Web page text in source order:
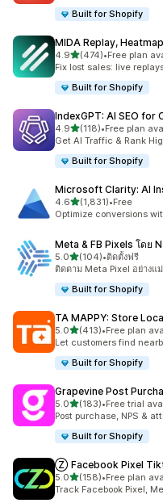
Built for Shopify
MIDA Replay,
4.9เต็ม 5 ดาว
(474)
ทั้งหมด 474 รีวิว
•Free plan
Fix lost sales: live
Built for Shopify
IndexGPT: AI SEO for
4.9เต็ม 5 ดาว
(118)
ทั้งหมด 118 รีวิว
•Free plan
Get AI Traffic & Rank
Built for Shopify
Microsoft Clarity: AI
4.6เต็ม 5 ดาว
(1,831)
ทั้งหมด 1831 รีวิว
•Free
Optimize conversions
Meta & FB Pixels โดย
5.0เต็ม 5 ดาว
(104)
ทั้งหมด 104 รีวิว
•ติดตั้งฟรี
ติดตาม Meta Pixel อย่างแ
Built for Shopify
TA MAPPY: Store
5.0เต็ม 5 ดาว
(413)
ทั้งหมด 413 รีวิว
•Free plan
Let customers find
Built for Shopify
Grapevine Post
5.0เต็ม 5 ดาว
(183)
ทั้งหมด 183 รีวิว
•Free trial
Post purchase, NPS &
Built for Shopify
Ⓩ Facebook Pixel
5.0เต็ม 5 ดาว
(158)
ทั้งหมด 158 รีวิว
•Free plan
Track Facebook Pixel,